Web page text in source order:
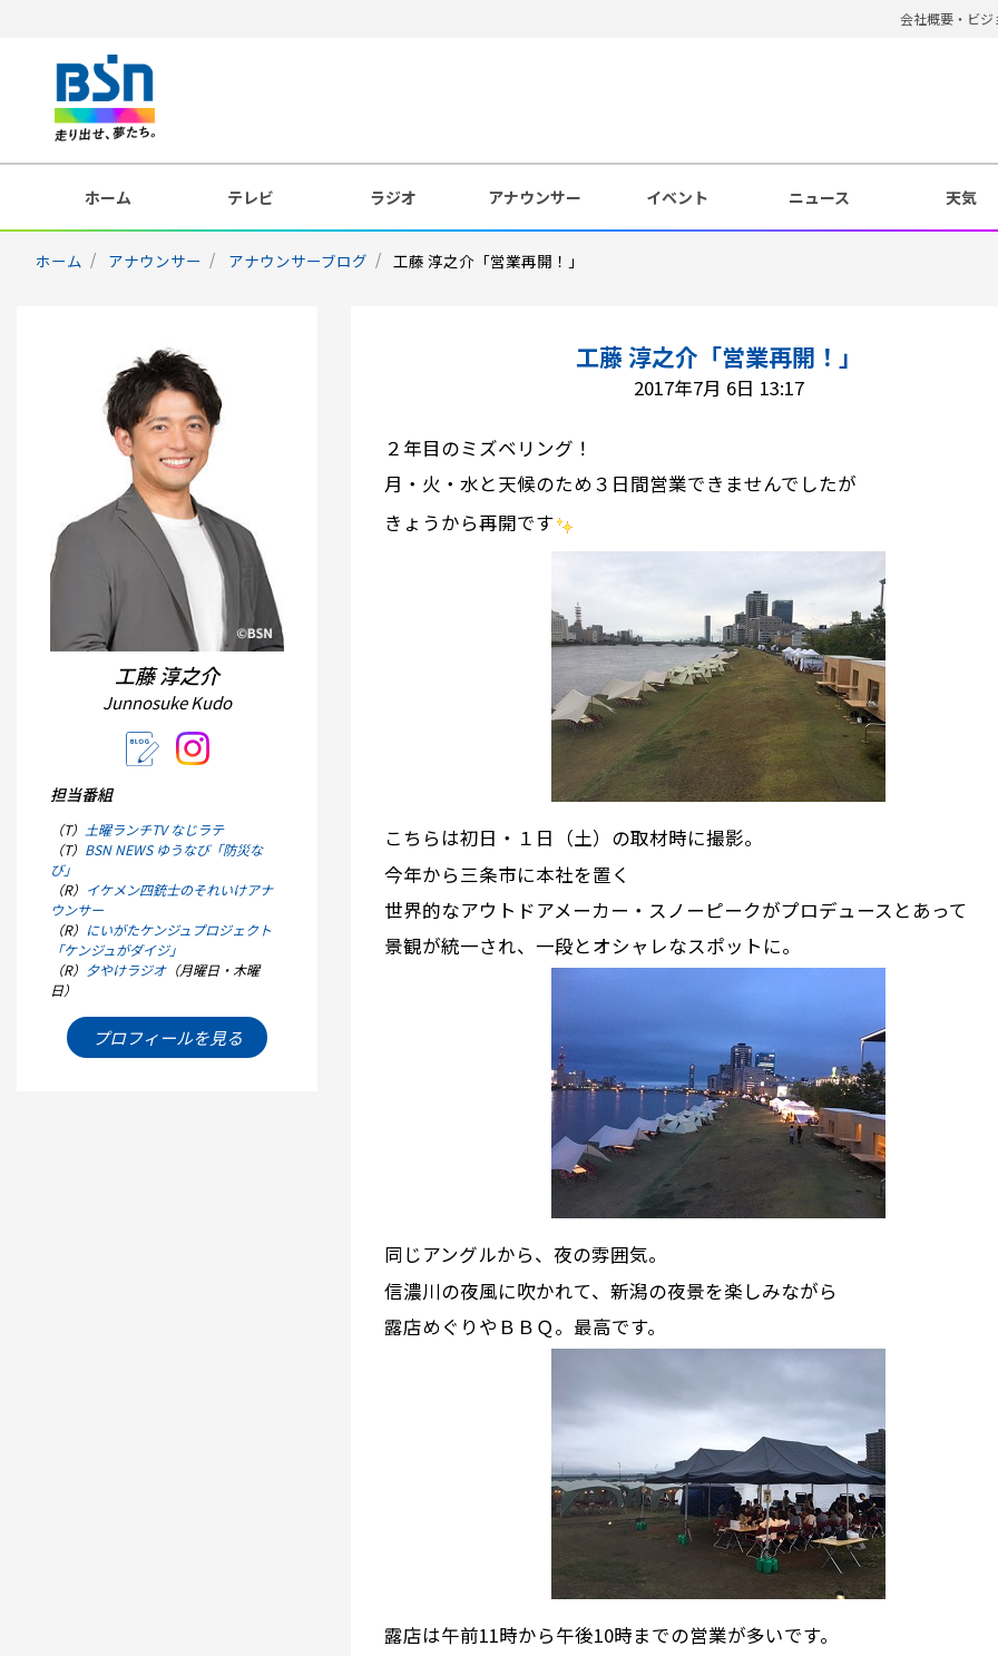
会社概要・ビジ
ホーム テレビ ラジオ アナウンサー イベント ニュース 天気
ホーム アナウンサー アナウンサーブログ 工藤 淳之介「営業再開！」
工藤 淳之介
Junnosuke Kudo
担当番組
（T） 土曜ランチTV なじラテ
（T） BSN NEWS ゆうなび「防災な
び」
（R） イケメン四銃士のそれいけアナ
ウンサー
（R） にいがたケンジュプロジェクト
「ケンジュがダイジ」
（R） 夕やけラジオ（月曜日・木曜
日）
プロフィールを見る
工藤 淳之介「営業再開！」
2017年7月 6日 13:17
２年目のミズベリング！
月・火・水と天候のため３日間営業できませんでしたが
きょうから再開です
こちらは初日・１日（土）の取材時に撮影。
今年から三条市に本社を置く
世界的なアウトドアメーカー・スノーピークがプロデュースとあって
景観が統一され、一段とオシャレなスポットに。
同じアングルから、夜の雰囲気。
信濃川の夜風に吹かれて、新潟の夜景を楽しみながら
露店めぐりやＢＢＱ。最高です。
露店は午前11時から午後10時までの営業が多いです。